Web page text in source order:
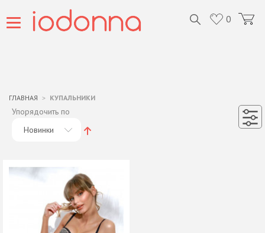
0
ГЛАВНАЯ КУПАЛЬНИКИ
Упорядочить по
Новинки